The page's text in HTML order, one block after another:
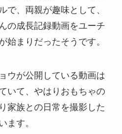
で、両親が趣味として、
の成長記録動画をユーチ
始まりだったそうです。
ウが公開している動画は
いて、やはりおもちゃの
家族との日常を撮影した
ます。